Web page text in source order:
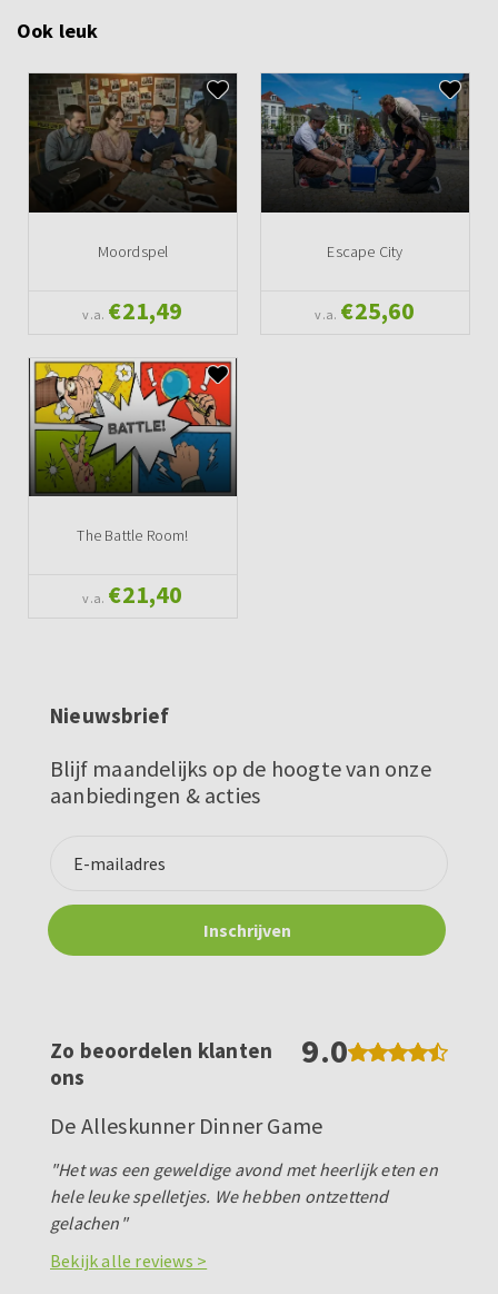
Ook leuk
Moordspel
v.a. €21,49
Escape City
v.a. €25,60
The Battle Room!
v.a. €21,40
Nieuwsbrief
Blijf maandelijks op de hoogte van onze
aanbiedingen & acties
Zo beoordelen klanten
ons
9.0
De Alleskunner Dinner Game
"Het was een geweldige avond met heerlijk eten en
hele leuke spelletjes. We hebben ontzettend
gelachen"
Bekijk alle reviews >